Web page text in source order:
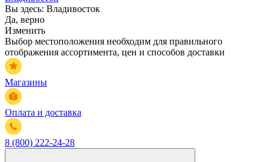
Вы здесь: Владивосток
Да, верно
Изменить
Выбор местоположения необходим для правильного
отображения ассортимента, цен и способов доставки
Магазины
Оплата и доставка
8 (800) 222-24-28